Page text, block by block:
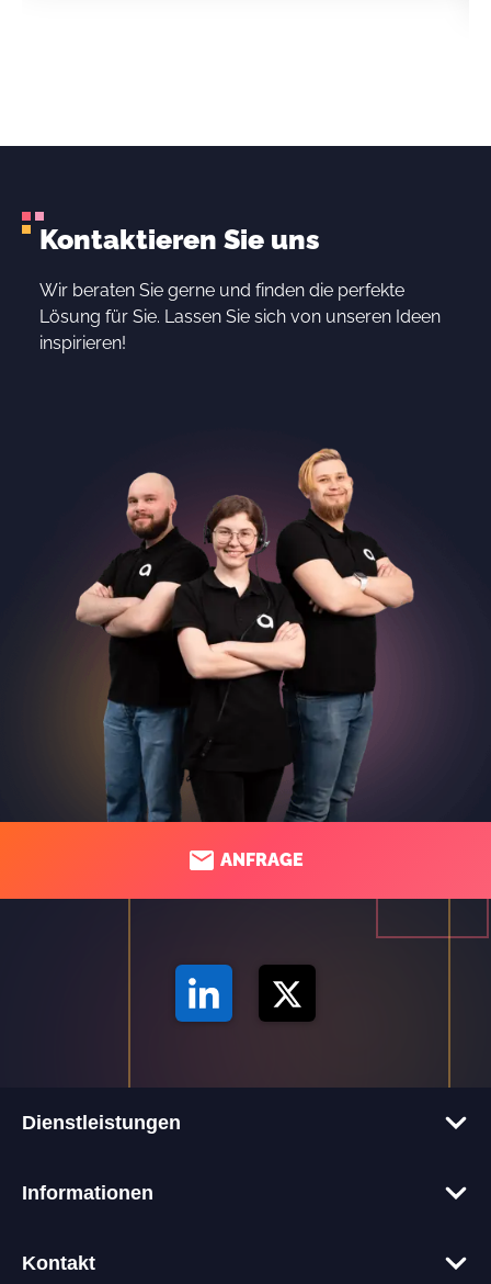
Kontaktieren Sie uns
Wir beraten Sie gerne und finden die perfekte
Lösung für Sie. Lassen Sie sich von unseren Ideen
inspirieren!
ANFRAGE
Dienstleistungen
Informationen
Kontakt